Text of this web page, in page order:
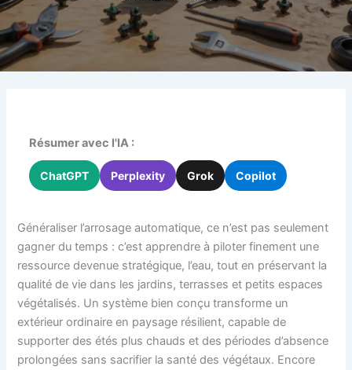
Résumer avec l'IA :
ChatGPT Perplexity Grok Copilot
Généraliser l’arrosage automatique, ce n’est pas seulement
gagner du temps : c’est apprendre à piloter finement une
ressource devenue stratégique, l’eau, tout en préservant la
qualité de vie dans les jardins, terrasses et petits espaces
végétalisés. Un système bien conçu transforme un
extérieur ordinaire en paysage résilient, capable de
supporter des étés plus chauds et des périodes d’absence
prolongées sans sacrifier la santé des végétaux. Encore